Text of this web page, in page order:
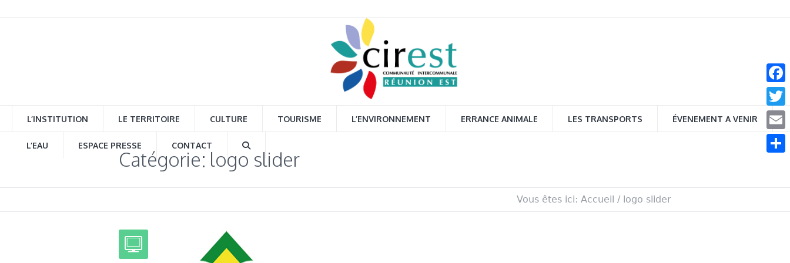
L’INSTITUTION LE TERRITOIRE CULTURE TOURISME L’ENVIRONNEMENT ERRANCE ANIMALE LES TRANSPORTS ÉVENEMENT A VENIR
L’EAU ESPACE PRESSE CONTACT
Catégorie: logo slider
Vous êtes ici: Accueil / logo slider
Email